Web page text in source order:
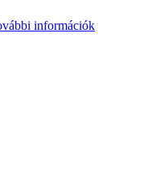
információk